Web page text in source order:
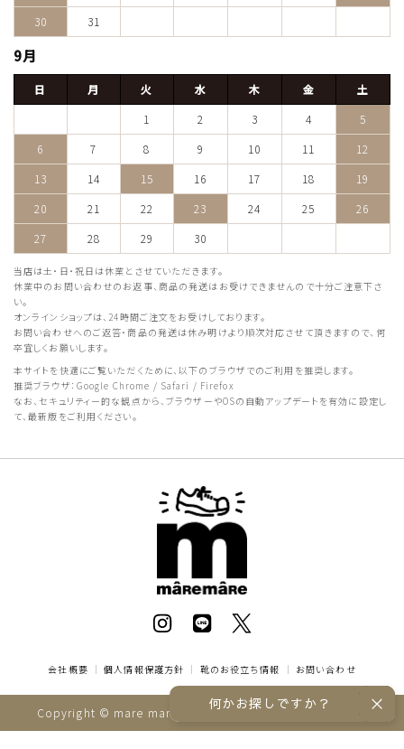
30
31
9月
日 月 火 水 木 金
土
1
2 3 4
5
6
7 8 9 10 11
12
13
14 15 16 17 18
19
20
21 22 23 24 25
26
27
28 29 30
当店は土・日・祝日は休業とさせていただきます。
休業中のお問い合わせのお返事、商品の発送はお受けできませんので十分ご注意下さ
い。
オンラインショップは、24時間ご注文をお受けしております。
お問い合わせへのご返答・商品の発送は休み明けより順次対応させて頂きますので、何
卒宜しくお願いします。
本サイトを快適にご覧いただくために、以下のブラウザでのご利用を推奨します。
推奨ブラウザ：Google Chrome / Safari / Firefox
なお、セキュリティー的な観点から、ブラウザーやOSの自動アップデートを有効に設定し
て、最新版をご利用ください。
会社概要 ｜個人情報保護方針 ｜ 靴のお役立ち情報 ｜ お問い合わせ
Copyright © mare mare online store All rights reserved.
何かお探しですか？